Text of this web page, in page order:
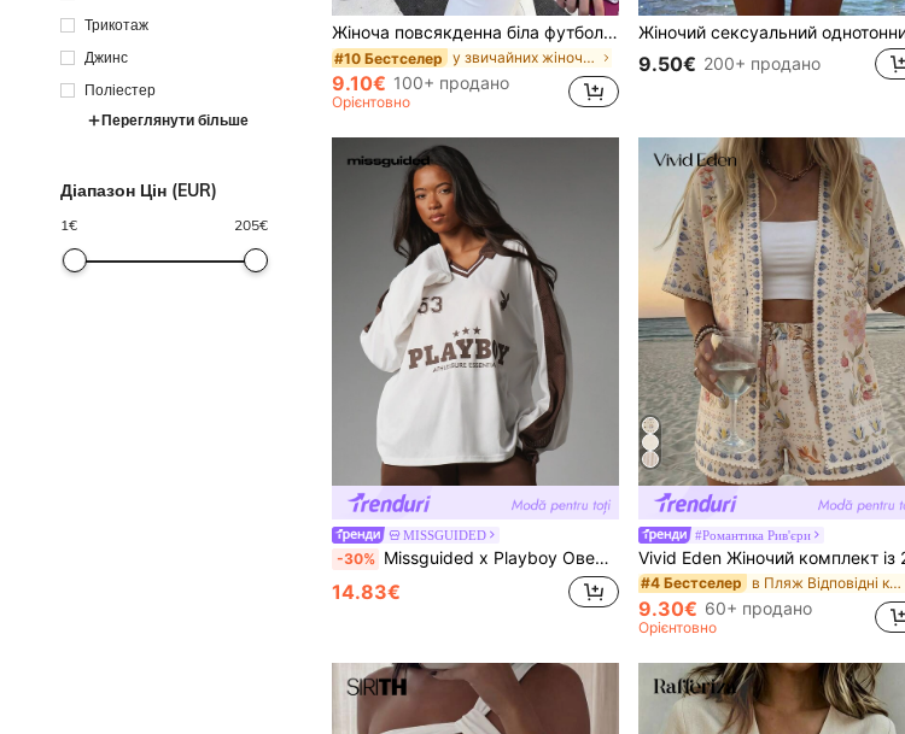
Трикотаж
Джинс
Поліестер
Переглянути більше
Діапазон Цін (EUR)
1€ 205€
Жіноча повсякденна біла футболка з круглим вирізом і коротким рукавом, Y2K літня, для вечірок, відпустки та пляжу, з вишивкою паєтками у формі крил ангела
#10 Бестселер у звичайних жіночих футболках
9.10€ 100+ продано
Орієнтовно
9.50€ 200+ продано
MISSGUIDED
-30% Missguided x Playboy Оверсайз джерсі топ Athleisure Essentials з V-подібним вирізом, контрастними сітчастими рукавами та графічним принтом <<53» спереду
14.83€
#Романтика Рив'єри
#4 Бестселер в Пляж Відповідні комплекти з двох предметів
9.30€ 60+ продано
Орієнтовно